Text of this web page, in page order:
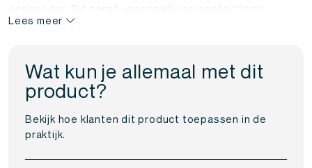
een reader. Dit zorgt voor snelle en contactloze
gegevensuitwisseling. Deze RFID kabeltags worden
De RFID kabeltag met ICODE SLIX2 chip voldoet aan
beveiligingsmogelijkheden, zoals een unieke
identificatie, lees en schrijfbeveiliging en
ondersteuning voor anticollision. Hierdoor kunnen
Lees meer
Wat kun je allemaal met dit
product?
Bekijk hoe klanten dit product toepassen in de
praktijk.